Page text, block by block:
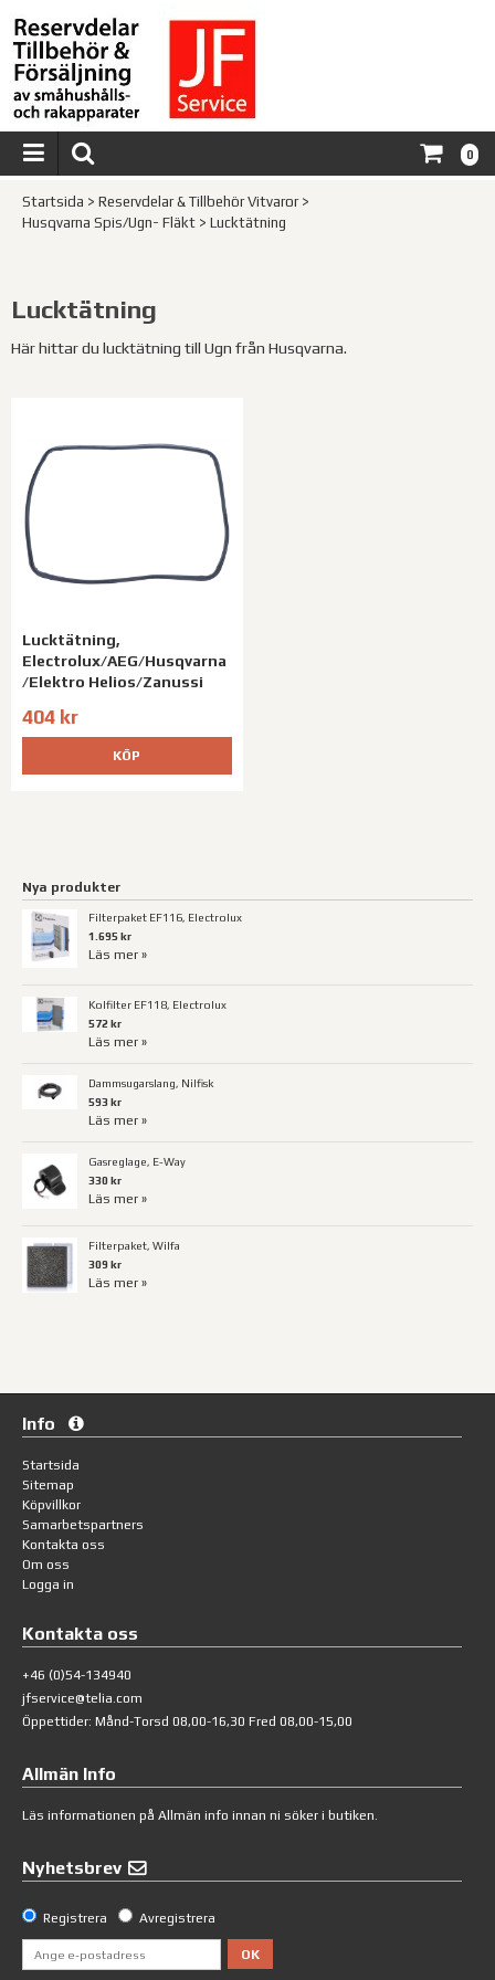
0
Startsida > Reservdelar & Tillbehör Vitvaror>
Husqvarna Spis/Ugn- Fläkt > Lucktätning
Lucktätning
Här hittar du lucktätning till Ugn från Husqvarna.
Lucktätning,
Electrolux/AEG/Husqvarna
/Elektro Helios/Zanussi
404 kr
KÖP
Nya produkter
Filterpaket EF116, Electrolux
1.695 kr
Läs mer »
Kolfilter EF118, Electrolux
572 kr
Läs mer »
Dammsugarslang, Nilfisk
593 kr
Läs mer »
Gasreglage, E-Way
330 kr
Läs mer »
Filterpaket, Wilfa
309 kr
Läs mer »
Info
Startsida
Sitemap
Köpvillkor
Samarbetspartners
Kontakta oss
Om oss
Logga in
Kontakta oss
+46 (0)54-134940
jfservice@telia.com
Öppettider: Månd-Torsd 08,00-16,30 Fred 08,00-15,00
Allmän Info
Läs informationen på Allmän info innan ni söker i butiken.
Nyhetsbrev
Registrera Avregistrera
OK